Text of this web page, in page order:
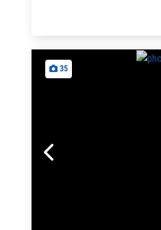
35